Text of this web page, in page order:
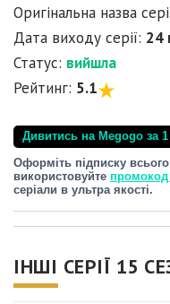
Оригінальна назва
Дата виходу серії: 24
Статус: вийшла
Рейтинг: 5.1
Дивитись на Megogo за
Оформіть підписку
використовуйте промокод
серіали в ультра якості.
ІНШІ СЕРІЇ 15